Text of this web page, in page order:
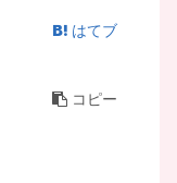
はてブ
コピー